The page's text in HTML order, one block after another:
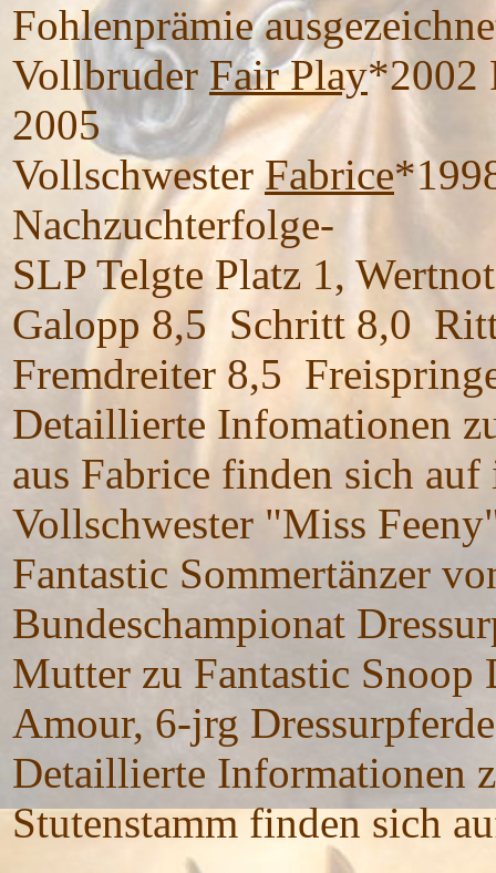
Fohlenprämie
Vollbruder Fair Play*2002
2005
VollschwesterFabrice
Nachzuchterfolge-
SLP Telgte Platz 1,
Galopp 8,5 Schritt 8,0
Fremdreiter 8,5
Detaillierte Infomationen
aus Fabrice finden sich auf
Vollschwester "Miss
Fantastic Sommertänzer
Bundeschampionat
Mutter zu Fantastic Snoop
Amour, 6-jrg
Detaillierte Informationen
Stutenstamm finden sich